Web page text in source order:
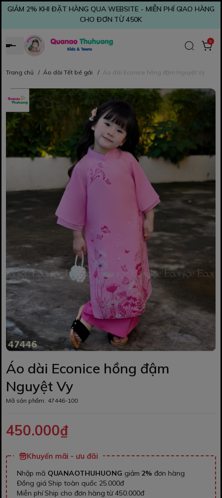
GIẢM 2% KHI ĐẶT HÀNG QUA WEBSITE - MIỄN PHÍ GIAO HÀNG
CHO ĐƠN TỪ 450K
0
Trang chủ / Áo dài Tết bé gái / Áo dài Econice hồng đậm Nguyệt Vy
Áo dài Econice hồng đậm
Nguyệt Vy
Mã sản phẩm: 47446-100
450.000₫
Khuyến mãi - ưu đãi
Nhập mã QUANAOTHUHUONG giảm 2% đơn hàng
Đồng giá Ship toàn quốc 25.000đ
Miễn phí Ship cho đơn hàng từ 450.000đ